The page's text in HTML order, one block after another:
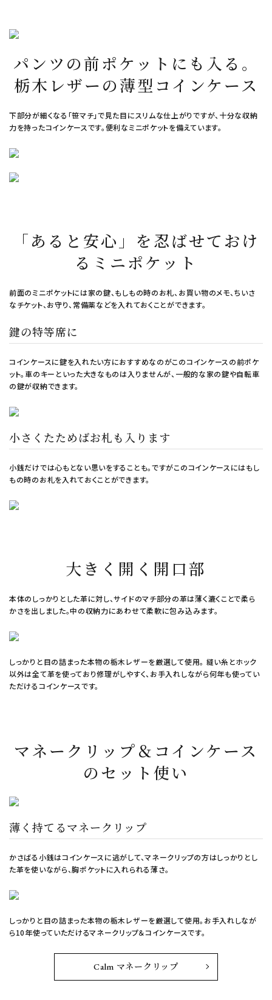
パンツの前ポケットにも入る。
栃木レザーの薄型コインケース
下部分が細くなる「笹マチ」で見た目にスリムな仕上がりですが、十分な収納
力を持ったコインケースです。便利なミニポケットを備えています。
「あると安心」を忍ばせておけ
るミニポケット
前面のミニポケットには家の鍵、もしもの時のお札、お買い物のメモ、ちいさ
なチケット、お守り、常備薬などを入れておくことができます。
鍵の特等席に
コインケースに鍵を入れたい方におすすめなのがこのコインケースの前ポケ
ット。車のキーといった大きなものは入りませんが、一般的な家の鍵や自転車
の鍵が収納できます。
小さくたためばお札も入ります
小銭だけでは心もとない思いをすることも。ですがこのコインケースにはもし
もの時のお札を入れておくことができます。
大きく開く開口部
本体のしっかりとした革に対し、サイドのマチ部分の革は薄く漉くことで柔ら
かさを出しました。中の収納力にあわせて柔軟に包み込みます。
しっかりと目の詰まった本物の栃木レザーを厳選して使用。 縫い糸とホック
以外は全て革を使っており修理がしやすく、お手入れしながら何年も使ってい
ただけるコインケースです。
マネークリップ＆コインケース
のセット使い
薄く持てるマネークリップ
かさばる小銭はコインケースに逃がして、マネークリップの方はしっかりとし
た革を使いながら、胸ポケットに入れられる薄さ。
しっかりと目の詰まった本物の栃木レザーを厳選して使用。お手入れしなが
ら10年使っていただけるマネークリップ＆コインケースです。
Calm マネークリップ